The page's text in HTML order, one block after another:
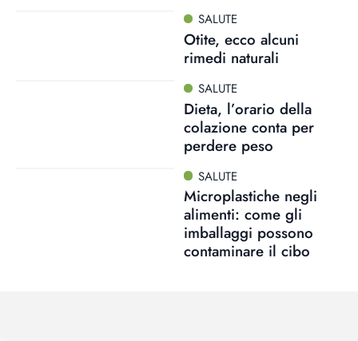
SALUTE
Otite, ecco alcuni
rimedi naturali
SALUTE
Dieta, l’orario della
colazione conta per
perdere peso
SALUTE
Microplastiche negli
alimenti: come gli
imballaggi possono
contaminare il cibo